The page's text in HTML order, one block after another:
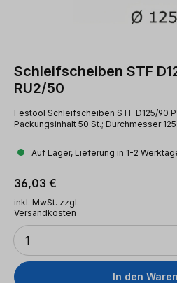
Schleifscheiben STF
RU2/50
Festool Schleifscheiben STF D125/90
Packungsinhalt 50 St.; Durchmesser
Auf Lager, Lieferung in 1-2
Regulärer Preis:
36,03 €
inkl. MwSt. zzgl.
Versandkosten
Anzahl
1
In den